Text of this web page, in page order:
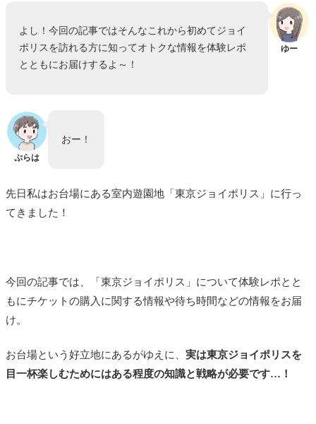
ゆー
よし！今回の記事ではそんなこれから初めてジョイ
ポリスを訪れる方に知ってオトクな情報を体験レポ
とともにお届けするよ～！
ぷらは
おー！
先日私はお台場にある室内遊園地「東京ジョイポリス」に行っ
てきました！
今回の記事では、「東京ジョイポリス」について体験レポとと
もにチケットの購入に関する情報や待ち時間などの情報をお届
け。
お台場という好立地にあるがゆえに、 実は東京ジョイポリスを
目一杯楽しむためにはある程度の知識と戦略が必要です…！